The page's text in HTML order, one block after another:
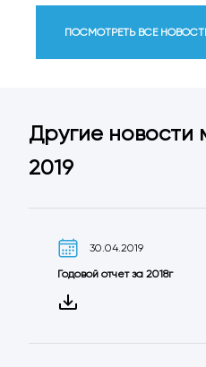
ПОСМОТРЕТЬ ВСЕ
Другие новости
2019
30.04.2019
Годовой отчет за 2018г